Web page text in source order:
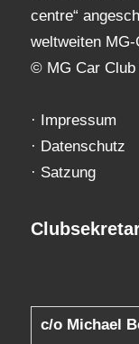
centre“
weltweiten MG-
© MG Car Club
·
Impressum
· Datenschutz
· Satzung
c/o Michael